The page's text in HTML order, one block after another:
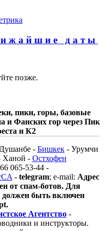
даты
позже.
пики, горы, базовые
и Фанских гор через Пик
и К2
- Бишкек- Урумчи
- Остхофен
065-53-44 -
- telegram; e-mail: Адрес
от спам-ботов. Для
должен быть включен
Агентство-
и инструкторы.